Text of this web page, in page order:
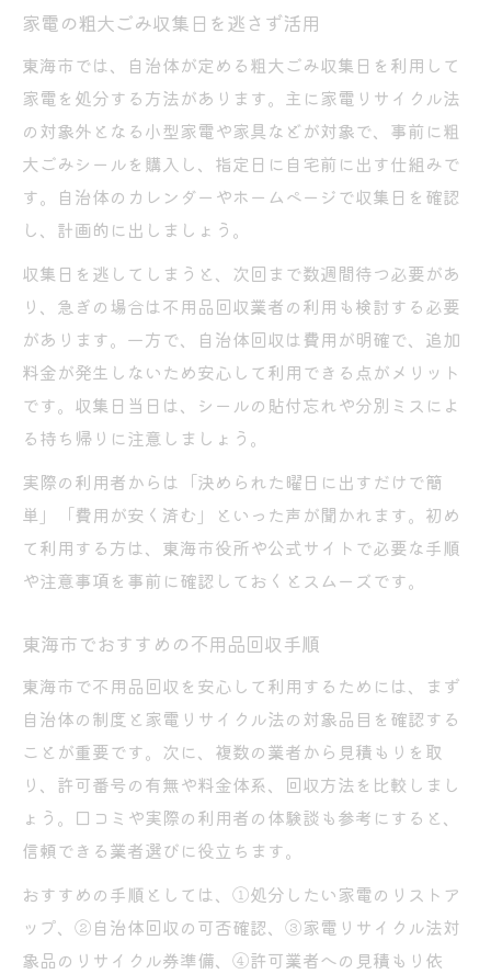
家電の粗大ごみ収集日を逃さず活用
東海市では、自治体が定める粗大ごみ収集日を利用して
家電を処分する方法があります。主に家電リサイクル法
の対象外となる小型家電や家具などが対象で、事前に粗
大ごみシールを購入し、指定日に自宅前に出す仕組みで
す。自治体のカレンダーやホームページで収集日を確認
し、計画的に出しましょう。
収集日を逃してしまうと、次回まで数週間待つ必要があ
り、急ぎの場合は不用品回収業者の利用も検討する必要
があります。一方で、自治体回収は費用が明確で、追加
料金が発生しないため安心して利用できる点がメリット
です。収集日当日は、シールの貼付忘れや分別ミスによ
る持ち帰りに注意しましょう。
実際の利用者からは「決められた曜日に出すだけで簡
単」「費用が安く済む」といった声が聞かれます。初め
て利用する方は、東海市役所や公式サイトで必要な手順
や注意事項を事前に確認しておくとスムーズです。
東海市でおすすめの不用品回収手順
東海市で不用品回収を安心して利用するためには、まず
自治体の制度と家電リサイクル法の対象品目を確認する
ことが重要です。次に、複数の業者から見積もりを取
り、許可番号の有無や料金体系、回収方法を比較しまし
ょう。口コミや実際の利用者の体験談も参考にすると、
信頼できる業者選びに役立ちます。
おすすめの手順としては、①処分したい家電のリストア
ップ、②自治体回収の可否確認、③家電リサイクル法対
象品のリサイクル券準備、④許可業者への見積もり依